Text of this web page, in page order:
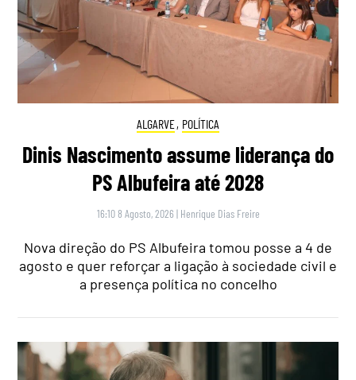
ALGARVE, POLÍTICA
Dinis Nascimento assume liderança do
PS Albufeira até 2028
16:10 8 Agosto, 2026 | Henrique Dias Freire
Nova direção do PS Albufeira tomou posse a 4 de
agosto e quer reforçar a ligação à sociedade civil e
a presença política no concelho